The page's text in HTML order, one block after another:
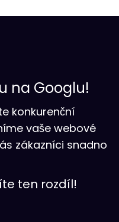
na Googlu!
konkurenční
vaše webové
zákazníci snadno
ten rozdíl!